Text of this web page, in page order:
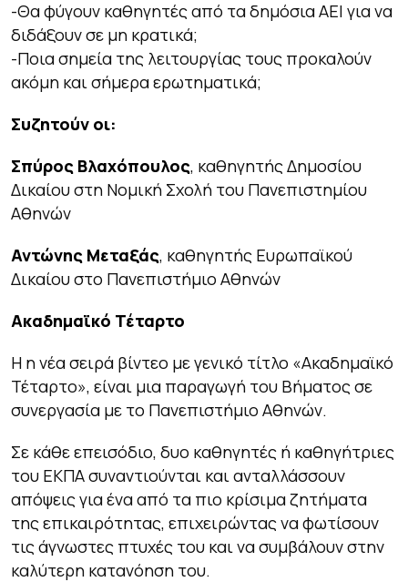
-Θα φύγουν καθηγητές από τα δημόσια ΑΕΙ για να
διδάξουν σε μη κρατικά;
-Ποια σημεία της λειτουργίας τους προκαλούν
ακόμη και σήμερα ερωτηματικά;
Συζητούν οι:
Σπύρος Βλαχόπουλος, καθηγητής Δημοσίου
Δικαίου στη Νομική Σχολή του Πανεπιστημίου
Αθηνών
Αντώνης Μεταξάς, καθηγητής Ευρωπαϊκού
Δικαίου στο Πανεπιστήμιο Αθηνών
Ακαδημαϊκό Τέταρτο
Η η νέα σειρά βίντεο με γενικό τίτλο «Ακαδημαϊκό
Τέταρτο», είναι μια παραγωγή του Βήματος σε
συνεργασία με το Πανεπιστήμιο Αθηνών.
Σε κάθε επεισόδιο, δυο καθηγητές ή καθηγήτριες
του ΕΚΠΑ συναντιούνται και ανταλλάσσουν
απόψεις για ένα από τα πιο κρίσιμα ζητήματα
της επικαιρότητας, επιχειρώντας να φωτίσουν
τις άγνωστες πτυχές του και να συμβάλουν στην
καλύτερη κατανόηση του.